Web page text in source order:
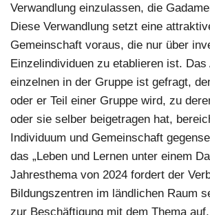
Verwandlung einzulassen, die
Diese Verwandlung setzt eine
Gemeinschaft voraus, die nur über
Einzelindividuen zu etablieren ist. Das
einzelnen in der Gruppe ist gefragt,
oder er Teil einer Gruppe wird, zu
oder sie selber beigetragen hat,
Individuum und Gemeinschaft
das „Leben und Lernen unter einem
Jahresthema von 2024 fordert der
Bildungszentren im ländlichen Raum
zur Beschäftigung mit dem Thema